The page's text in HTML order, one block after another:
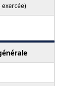
exercée)